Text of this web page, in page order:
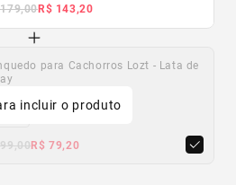
R$ 143,20
para Cachorros Lozt - Lata de
R$ 79,20
incluir o produto